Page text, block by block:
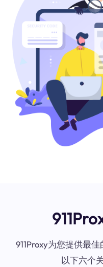
911Proxy为您提供最
以下六个